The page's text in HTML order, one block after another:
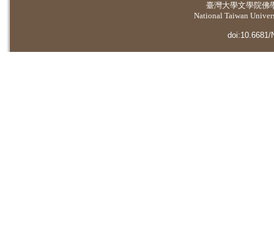
臺灣大學文學院佛
National Taiwan
doi:10.6681/